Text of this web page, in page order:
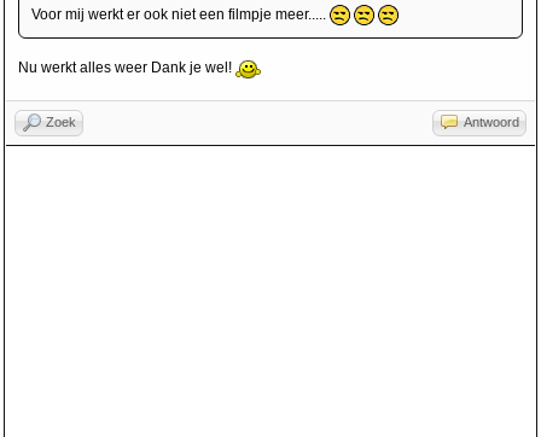
Voor mij werkt er ook niet een filmpje meer.....
Nu werkt alles weer Dank je wel!
Zoek Antwoord